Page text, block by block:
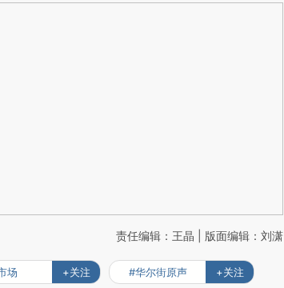
责任编辑：王晶 | 版面编辑：刘潇
场 +关注 #华尔街原声 +关注